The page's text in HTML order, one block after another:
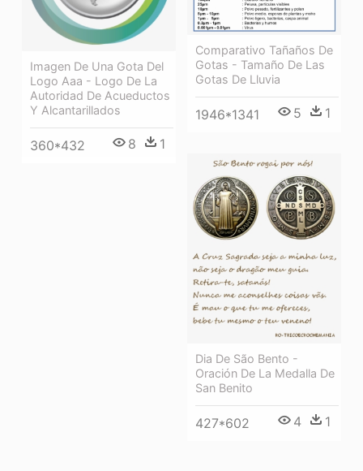
Imagen De Una Gota Del
Logo Aaa - Logo De La
Autoridad De Acueductos
Y Alcantarillados
360*432 8 1
Comparativo Tañaños De
Gotas - Tamaño De Las
Gotas De Lluvia
1946*1341 5 1
Dia De São Bento -
Oración De La Medalla De
San Benito
427*602 4 1